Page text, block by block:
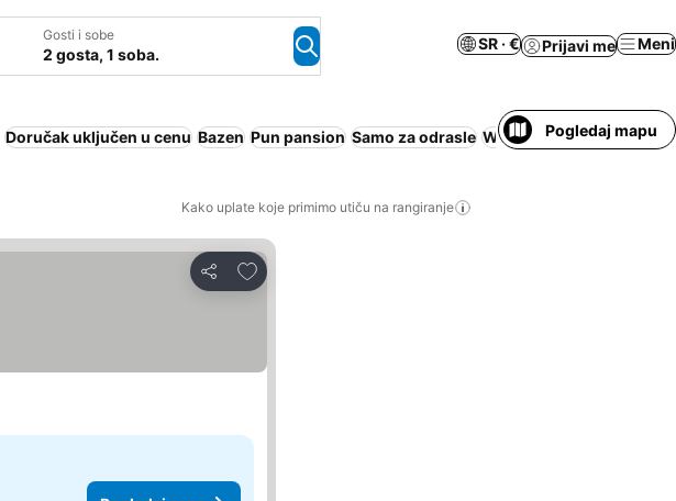
Gosti i sobe
2 gosta, 1 soba.
SR · € Prijavi me Meni
Doručak uključen u cenu Bazen Pun pansion Samo za odrasle Wi-Fi Apart hotel
Pogledaj mapu
Kako uplate koje primimo utiču na rangiranje
Deli
Dodati u favorite